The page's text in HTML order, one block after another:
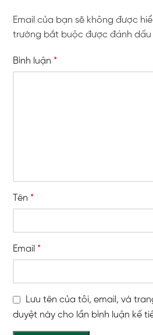
Email của bạn sẽ không được
trường bắt buộc được đánh dấu
Bình luận *
Tên *
Email *
Lưu tên của tôi, email, và
duyệt này cho lần bình luận kế